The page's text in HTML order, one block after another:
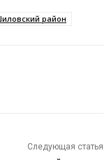
район
Следующая статья